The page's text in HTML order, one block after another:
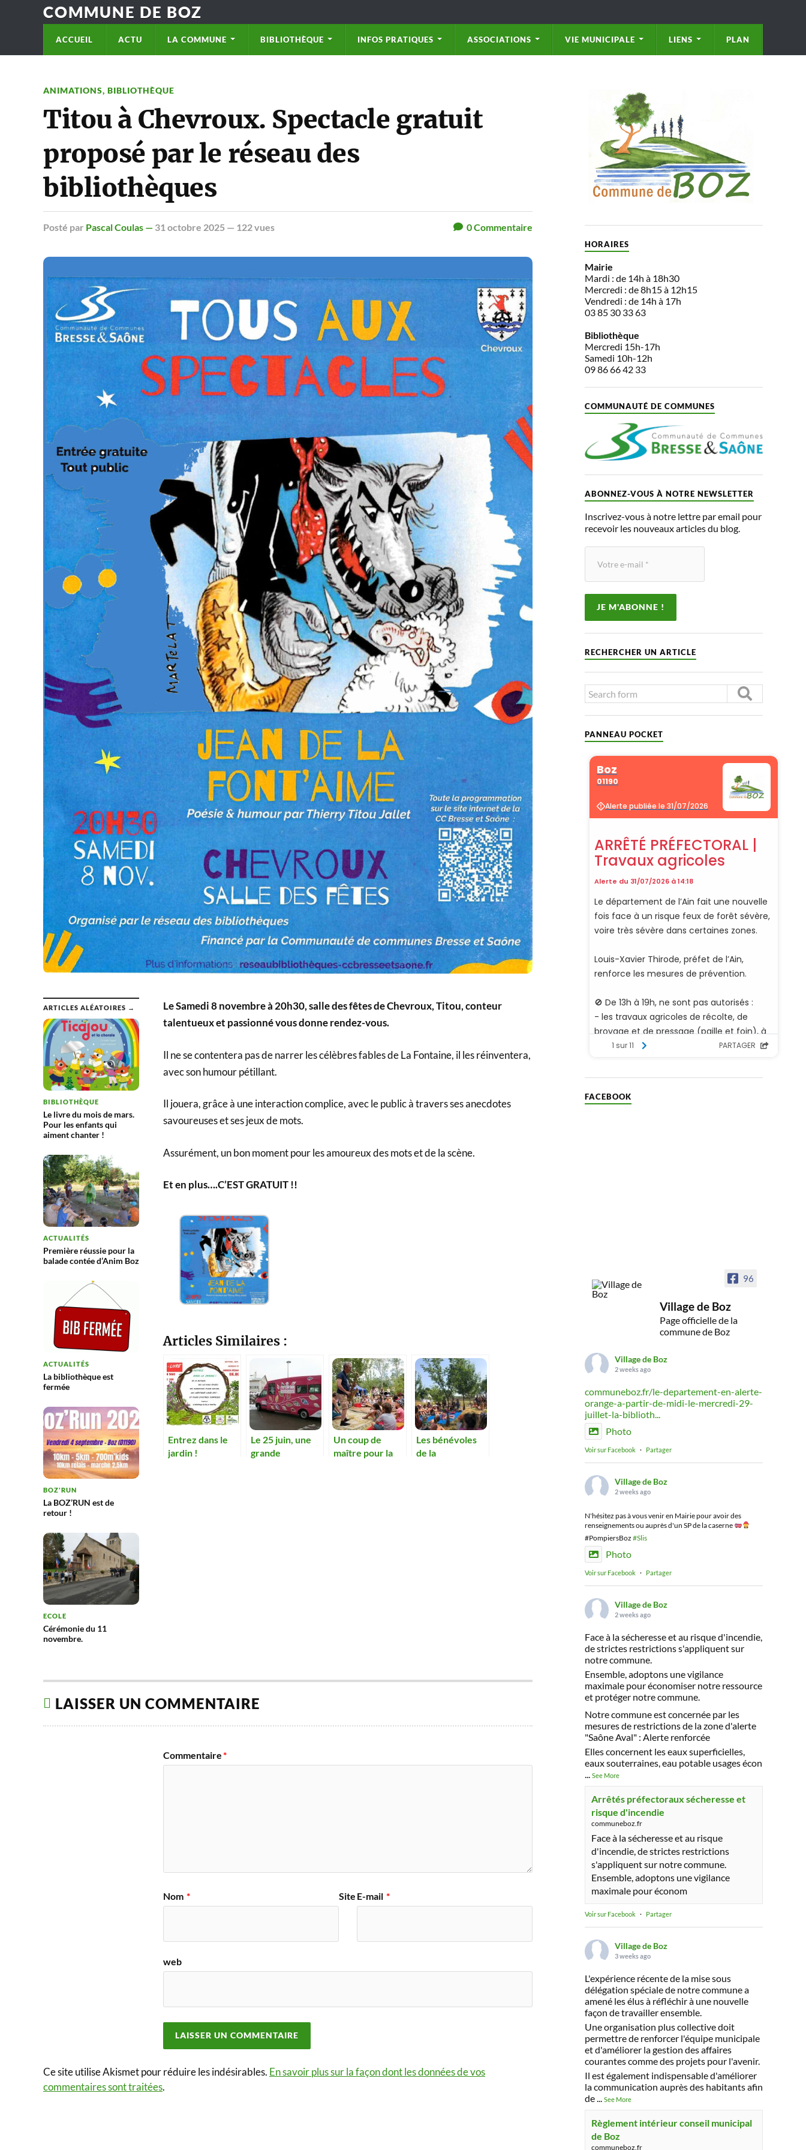
COMMUNE DE BOZ
ACCUEIL ACTU LA COMMUNE BIBLIOTHÈQUE INFOS PRATIQUES ASSOCIATIONS VIE MUNICIPALE LIENS PLAN
ANIMATIONS, BIBLIOTHÈQUE
Titou à Chevroux. Spectacle gratuit
proposé par le réseau des
bibliothèques
Posté par Pascal Coulas — 31 octobre 2025 — 122 vues 0Commentaire
ARTICLES ALÉATOIRES →
BIBLIOTHÈQUE
Le livre du mois de mars.
Pour les enfants qui
aiment chanter !
ACTUALITÉS
Première réussie pour la
balade contée d’Anim Boz
ACTUALITÉS
La bibliothèque est
fermée
BOZ'RUN
La BOZ’RUN est de
retour !
ECOLE
Cérémonie du 11
novembre.
Le Samedi 8 novembre à 20h30, salle des fêtes de Chevroux, Titou, conteur
talentueux et passionné vous donne rendez-vous.
Il ne se contentera pas de narrer les célèbres fables de La Fontaine, il les réinventera,
avec son humour pétillant.
Il jouera, grâce à une interaction complice, avec le public à travers ses anecdotes
savoureuses et ses jeux de mots.
Assurément, un bon moment pour les amoureux des mots et de la scène.
Et en plus….C’EST GRATUIT !!
Articles Similaires :
Entrez dans le
jardin !
Le 25 juin, une
grande
Un coup de
maître pour la
Les bénévoles
de la
LAISSER UN COMMENTAIRE
Commentaire*
Nom * E-mail *
Site
web
Ce site utilise Akismet pour réduire les indésirables. En savoir plus sur la façon dont les données de vos
commentaires sont traitées.
HORAIRES
Mairie
Mardi : de 14h à 18h30
Mercredi : de 8h15 à 12h15
Vendredi : de 14h à 17h
03 85 30 33 63
Bibliothèque
Mercredi 15h-17h
Samedi 10h-12h
09 86 66 42 33
COMMUNAUTÉ DE COMMUNES
ABONNEZ-VOUS À NOTRE NEWSLETTER
Inscrivez-vous à notre lettre par email pour
recevoir les nouveaux articles du blog.
RECHERCHER UN ARTICLE
PANNEAU POCKET
FACEBOOK
96
Village de Boz
Page officielle de la
commune de Boz
Village de Boz
2 weeks ago
communeboz.fr/le-departement-en-alerte-
orange-a-partir-de-midi-le-mercredi-29-
juillet-la-biblioth...
Photo
Voir sur Facebook · Partager
Village de Boz
2 weeks ago
N'hésitez pas à vous venir en Mairie pour avoir des
renseignements ou auprès d'un SP de la caserne
#PompiersBoz #Slis
Photo
Voir sur Facebook · Partager
Village de Boz
2 weeks ago
Face à la sécheresse et au risque d'incendie,
de strictes restrictions s'appliquent sur
notre commune.
Ensemble, adoptons une vigilance
maximale pour économiser notre ressource
et protéger notre commune.
Notre commune est concernée par les
mesures de restrictions de la zone d'alerte
"Saône Aval" : Alerte renforcée
Elles concernent les eaux superficielles,
eaux souterraines, eau potable usages écon
... See More
Arrêtés préfectoraux sécheresse et
risque d'incendie
communeboz.fr
Face à la sécheresse et au risque
d'incendie, de strictes restrictions
s'appliquent sur notre commune.
Ensemble, adoptons une vigilance
maximale pour économ
Voir sur Facebook · Partager
Village de Boz
3 weeks ago
L'expérience récente de la mise sous
délégation spéciale de notre commune a
amené les élus à réfléchir à une nouvelle
façon de travailler ensemble.
Une organisation plus collective doit
permettre de renforcer l'équipe municipale
et d'améliorer la gestion des affaires
courantes comme des projets pour l'avenir.
Il est également indispensable d'améliorer
la communication auprès des habitants afin
de... See More
Règlement intérieur conseil municipal
de Boz
communeboz.fr